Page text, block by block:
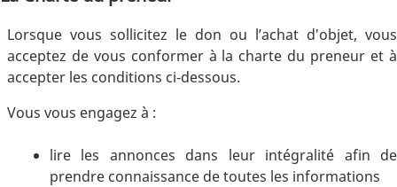
Lorsque vous sollicitez le don ou l’achat d'objet, vous
acceptez de vous conformer à la charte du preneur et à
accepter les conditions ci-dessous.
Vous vous engagez à :
lire les annonces dans leur intégralité afin de
prendre connaissance de toutes les informations